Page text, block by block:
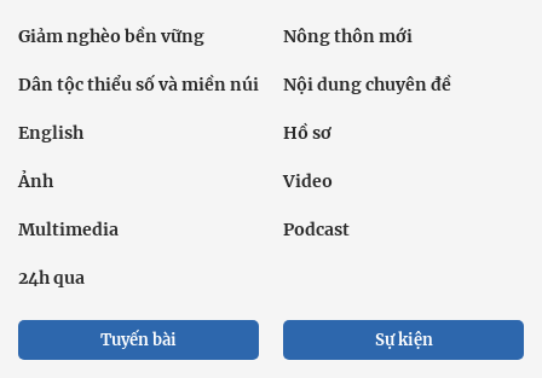
Giảm nghèo bền vững Nông thôn mới
Dân tộc thiểu số và miền núi Nội dung chuyên đề
English Hồ sơ
Ảnh Video
Multimedia Podcast
24h qua
Tuyến bài Sự kiện